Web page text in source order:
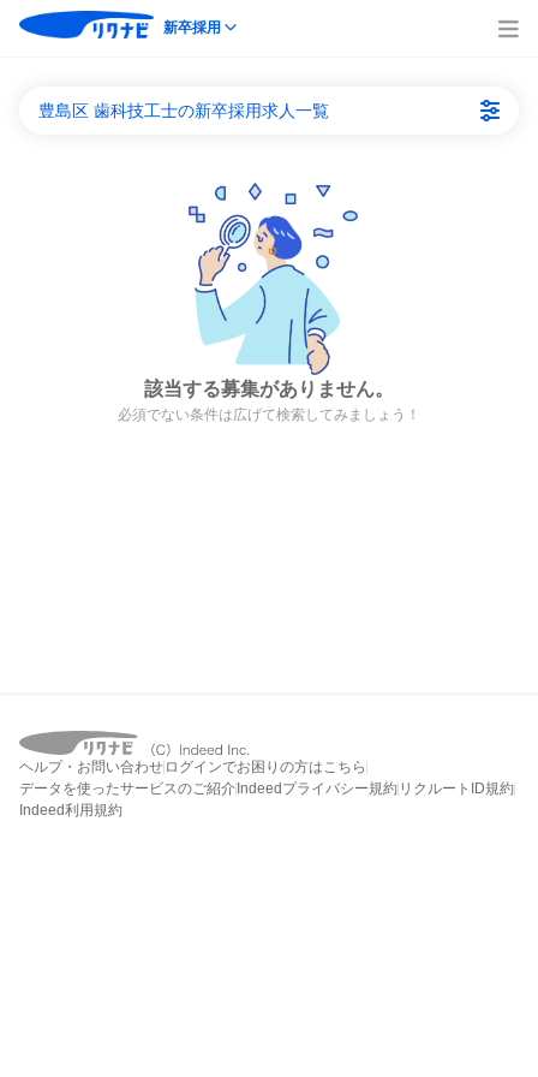
新卒採用
豊島区 歯科技工士の新卒採用求人一覧
該当する募集がありません。
必須でない条件は広げて検索してみましょう！
ヘルプ・お問い合わせ ログインでお困りの方はこちら
データを使ったサービスのご紹介 Indeedプライバシー規約 リクルートID規約
Indeed利用規約